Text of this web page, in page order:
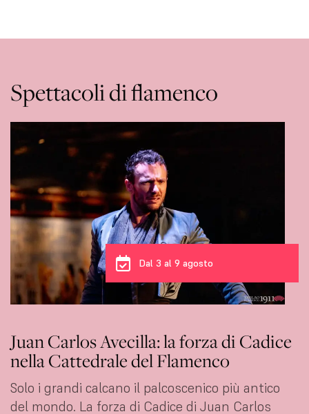
Spettacoli di flamenco
Dal 3 al 9 agosto
Juan Carlos Avecilla: la forza di Cadice
nella Cattedrale del Flamenco
Solo i grandi calcano il palcoscenico più antico
del mondo. La forza di Cadice di Juan Carlos